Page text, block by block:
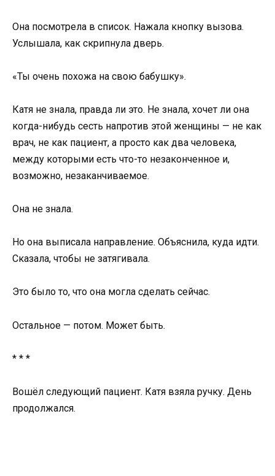
Она посмотрела в список. Нажала кнопку вызова.
Услышала, как скрипнула дверь.
«Ты очень похожа на свою бабушку».
Катя не знала, правда ли это. Не знала, хочет ли она
когда-нибудь сесть напротив этой женщины — не как
врач, не как пациент, а просто как два человека,
между которыми есть что-то незаконченное и,
возможно, незаканчиваемое.
Она не знала.
Но она выписала направление. Объяснила, куда идти.
Сказала, чтобы не затягивала.
Это было то, что она могла сделать сейчас.
Остальное — потом. Может быть.
* * *
Вошёл следующий пациент. Катя взяла ручку. День
продолжался.